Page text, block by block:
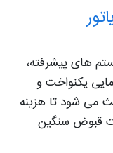
های پیشرفته،
یکنواخت و
می شود تا هزینه
قبوض سنگین